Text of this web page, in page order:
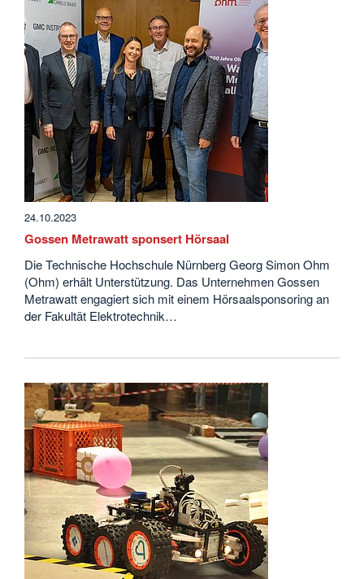
24.10.2023
Gossen Metrawatt sponsert Hörsaal
Die Technische Hochschule Nürnberg Georg Simon Ohm
(Ohm) erhält Unterstützung. Das Unternehmen Gossen
Metrawatt engagiert sich mit einem Hörsaalsponsoring an
der Fakultät Elektrotechnik…